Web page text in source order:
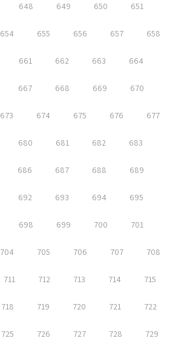
648 649 650 651
654 655 656 657 658
661 662 663 664
667 668 669 670
673 674 675 676 677
680 681 682 683
686 687 688 689
692 693 694 695
698 699 700 701
704 705 706 707 708
711 712 713 714 715
718 719 720 721 722
725 726 727 728 729